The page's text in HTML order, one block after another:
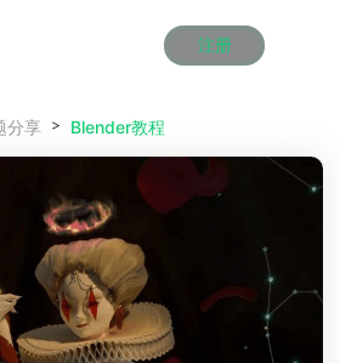
注册
方案
案
方案
案
方案
案
方案
案
方案
案
方案
案
分享 Blender教程